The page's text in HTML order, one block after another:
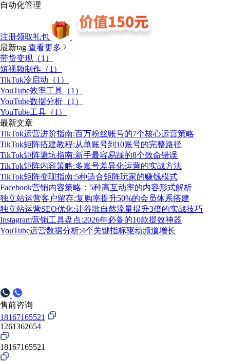
自动化管理
注册领取礼包
最新tag 查看更多
带货变现（1）
短视频制作（1）
TikTok冷启动（1）
YouTube效率工具（1）
YouTube数据分析（1）
YouTube工具（1）
最新文章
TikTok运营进阶指南:百万粉丝账号的7个核心运营策略
TikTok矩阵搭建教程:从单账号到10账号的完整路径
TikTok矩阵避坑指南:新手最容易踩的8个致命错误
TikTok矩阵内容策略:多账号差异化运营的实战方法
TikTok矩阵变现指南:5种适合矩阵玩家的赚钱模式
Facebook营销内容策略：5种高互动率的内容形式解析
独立站运营客户留存:复购率提升50%的会员体系搭建
独立站运营SEO优化:让谷歌自然流量提升3倍的实战技巧
Instagram营销工具盘点:2026年必备的10款提效神器
YouTube运营数据分析:4个关键指标驱动频道增长
售前咨询
18167165521
1261362654
18167165521